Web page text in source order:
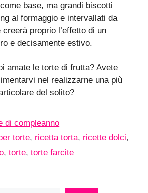
base, ma grandi biscotti
al formaggio e intervallati da
proprio l’effetto di un
e decisamente estivo.
amate le torte di frutta? Avete
nel realizzarne una più
del solito?
di compleanno
torte, ricetta torta, ricette dolci,
, torte, torte farcite